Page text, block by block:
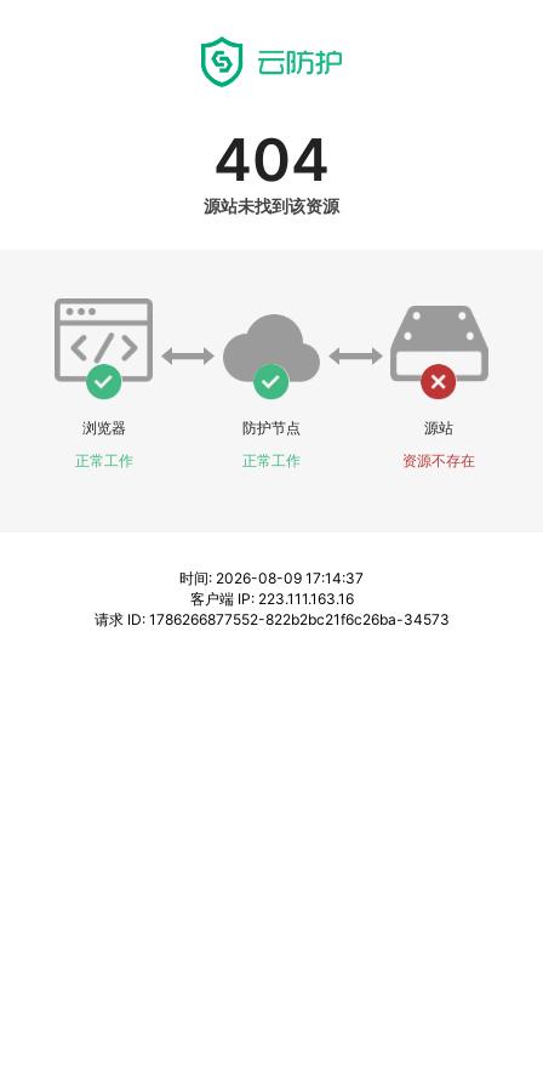
404
源站未找到该资源
浏览器
正常工作
防护节点
正常工作
源站
资源不存在
时间: 2026-08-09 17:14:37
客户端 IP: 223.111.163.16
请求 ID: 1786266877552-822b2bc21f6c26ba-34573